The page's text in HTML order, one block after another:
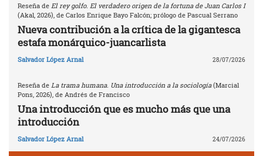
Reseña de El rey golfo. El verdadero origen de la fortuna de Juan Carlos I
(Akal, 2026), de Carlos Enrique Bayo Falcón; prólogo de Pascual Serrano
Nueva contribución a la crítica de la gigantesca
estafa monárquico-juancarlista
Salvador López Arnal 28/07/2026
Reseña de La trama humana. Una introducción a la sociología(Marcial
Pons, 2026), de Andrés de Francisco
Una introducción que es mucho más que una
introducción
Salvador López Arnal 24/07/2026